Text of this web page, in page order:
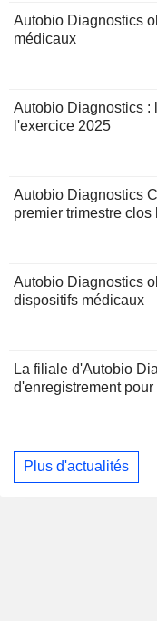
Autobio Diagnostics
médicaux
Autobio Diagnostics :
l'exercice 2025
Autobio Diagnostics
premier trimestre clos
Autobio Diagnostics
dispositifs médicaux
La filiale d'Autobio
d'enregistrement
Plus d'actualités